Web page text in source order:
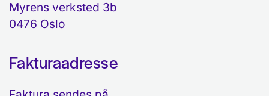
Myrens verksted 3b
0476 Oslo
Fakturaadresse